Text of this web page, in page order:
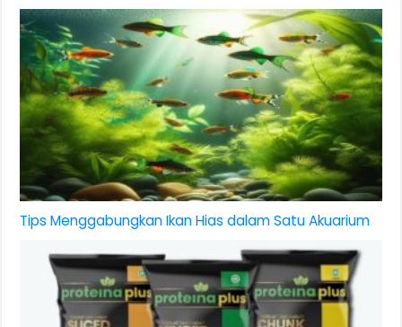
Tips Menggabungkan Ikan Hias dalam Satu Akuarium